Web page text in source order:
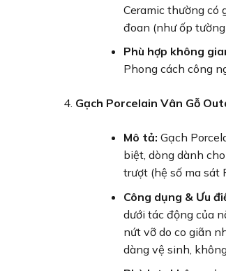
Ceramic thường có
đoan (như ốp
Phù hợp không
Phong cách công
Gạch Porcelain Vân Gỗ
Mô tả: Gạch
biệt, dòng dành
trượt (hệ số ma sát
Công dụng & Ưu
dưới tác động của
nứt vỡ do co giãn
dàng vệ sinh,